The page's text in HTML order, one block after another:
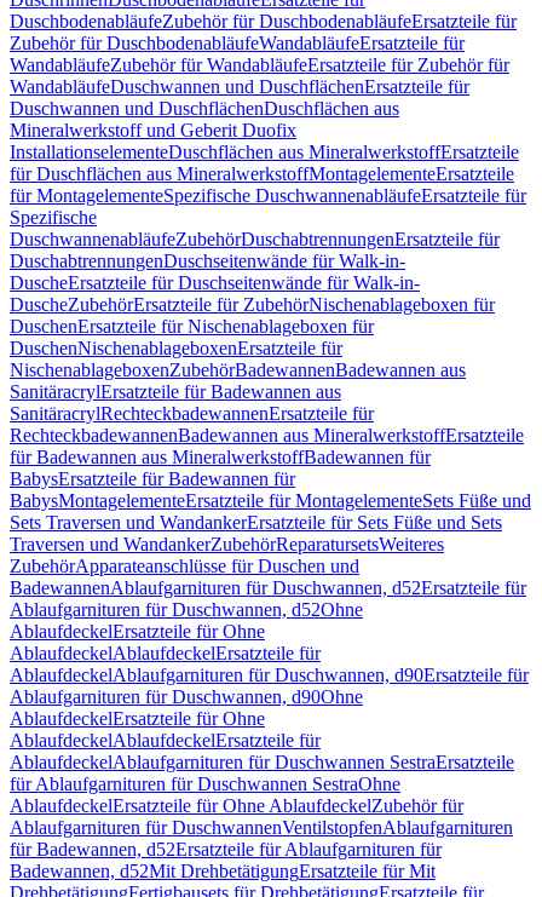
DuschbodenabläufeZubehör für DuschbodenabläufeErsatzteile für
Zubehör für DuschbodenabläufeWandabläufeErsatzteile für
WandabläufeZubehör für WandabläufeErsatzteile für Zubehör für
WandabläufeDuschwannen und DuschflächenErsatzteile für
Duschwannen und DuschflächenDuschflächen aus
Mineralwerkstoff und Geberit Duofix
InstallationselementeDuschflächen aus MineralwerkstoffErsatzteile
für Duschflächen aus MineralwerkstoffMontagelementeErsatzteile
für MontagelementeSpezifische DuschwannenabläufeErsatzteile für
Spezifische
DuschwannenabläufeZubehörDuschabtrennungenErsatzteile für
DuschabtrennungenDuschseitenwände für Walk-in-
DuscheErsatzteile für Duschseitenwände für Walk-in-
DuscheZubehörErsatzteile für ZubehörNischenablageboxen für
DuschenErsatzteile für Nischenablageboxen für
DuschenNischenablageboxenErsatzteile für
NischenablageboxenZubehörBadewannenBadewannen aus
SanitäracrylErsatzteile für Badewannen aus
SanitäracrylRechteckbadewannenErsatzteile für
RechteckbadewannenBadewannen aus MineralwerkstoffErsatzteile
für Badewannen aus MineralwerkstoffBadewannen für
BabysErsatzteile für Badewannen für
BabysMontagelementeErsatzteile für MontagelementeSets Füße und
Sets Traversen und WandankerErsatzteile für Sets Füße und Sets
Traversen und WandankerZubehörReparatursetsWeiteres
ZubehörApparateanschlüsse für Duschen und
BadewannenAblaufgarnituren für Duschwannen, d52Ersatzteile für
Ablaufgarnituren für Duschwannen, d52Ohne
AblaufdeckelErsatzteile für Ohne
AblaufdeckelAblaufdeckelErsatzteile für
AblaufdeckelAblaufgarnituren für Duschwannen, d90Ersatzteile für
Ablaufgarnituren für Duschwannen, d90Ohne
AblaufdeckelErsatzteile für Ohne
AblaufdeckelAblaufdeckelErsatzteile für
AblaufdeckelAblaufgarnituren für Duschwannen SestraErsatzteile
für Ablaufgarnituren für Duschwannen SestraOhne
AblaufdeckelErsatzteile für Ohne AblaufdeckelZubehör für
Ablaufgarnituren für DuschwannenVentilstopfenAblaufgarnituren
für Badewannen, d52Ersatzteile für Ablaufgarnituren für
Badewannen, d52Mit DrehbetätigungErsatzteile für Mit
DrehbetätigungFertigbausets für DrehbetätigungErsatzteile für